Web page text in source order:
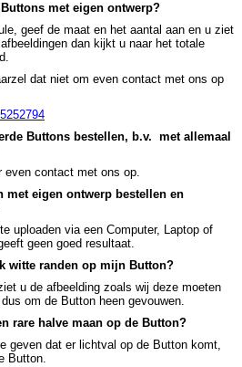
met eigen ontwerp?
geef de maat en het aantal aan en u ziet
dan kijkt u naar het totale
dat niet om even contact met ons op
Buttons bestellen, b.v. met allemaal
even contact met ons op.
met eigen ontwerp bestellen en
uploaden via een Computer, Laptop of
geen goed resultaat.
witte randen op mijn Button?
u de afbeelding zoals wij deze moeten
om de Button heen gevouwen.
rare halve maan op de Button?
geven dat er lichtval op de Button komt,
Button.